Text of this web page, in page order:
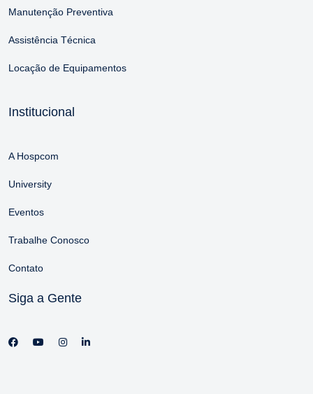
Manutenção Preventiva
Assistência Técnica
Locação de Equipamentos
Institucional
A Hospcom
University
Eventos
Trabalhe Conosco
Contato
Siga a Gente